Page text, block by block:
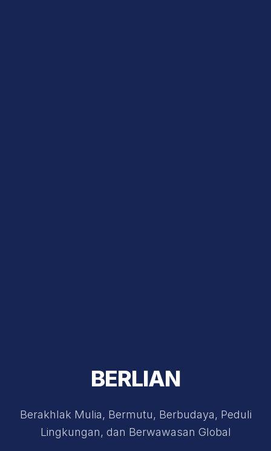
BERLIAN
Berakhlak Mulia, Bermutu, Berbudaya, Peduli
Lingkungan, dan Berwawasan Global